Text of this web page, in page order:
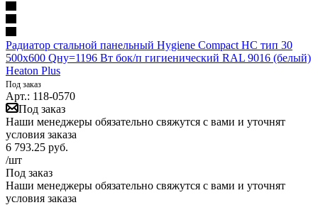
Радиатор стальной панельный Hygiene Compact HC тип 30
500х600 Qну=1196 Вт бок/п гигиенический RAL 9016 (белый)
Heaton Plus
Под заказ
Арт.: 118-0570
Под заказ
Наши менеджеры обязательно свяжутся с вами и уточнят
условия заказа
6 793.25 руб.
/шт
Под заказ
Наши менеджеры обязательно свяжутся с вами и уточнят
условия заказа